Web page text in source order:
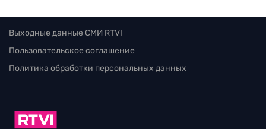
Выходные данные СМИ RTVI
Пользовательское соглашение
Политика обработки персональных данных